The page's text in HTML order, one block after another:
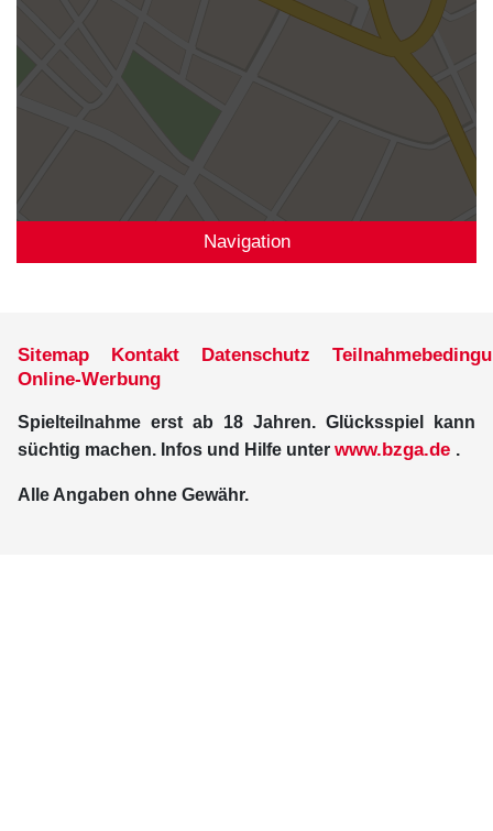
Navigation
Sitemap Kontakt Datenschutz
Online-Werbung
Spielteilnahme erst ab 18 Jahren. Glücksspiel kann
süchtig machen. Infos und Hilfe unter www.bzga.de .
Alle Angaben ohne Gewähr.